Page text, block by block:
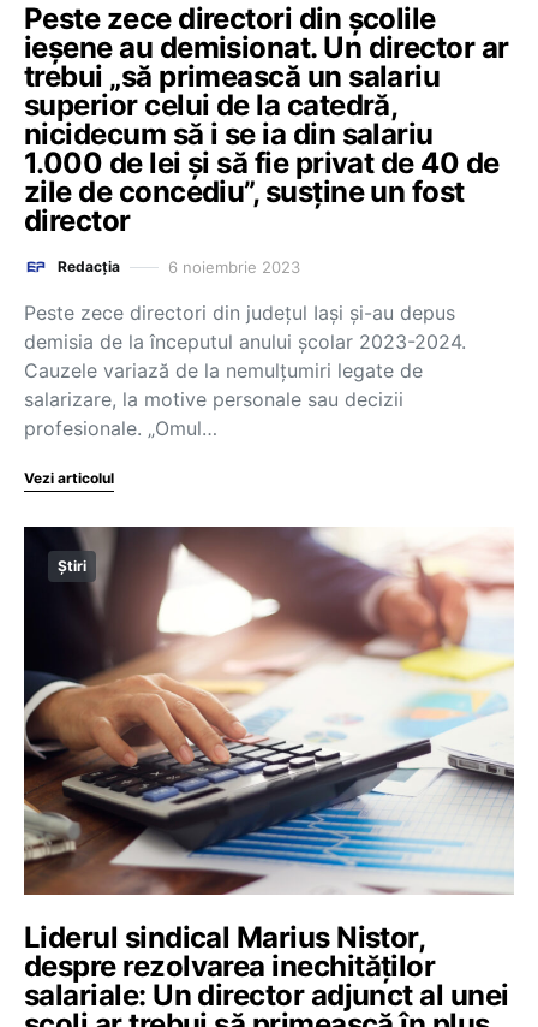
Peste zece directori din şcolile
ieşene au demisionat. Un director ar
trebui „să primească un salariu
superior celui de la catedră,
nicidecum să i se ia din salariu
1.000 de lei şi să fie privat de 40 de
zile de concediu”, susţine un fost
director
Redacția 6 noiembrie 2023
Peste zece directori din judeţul Iaşi şi-au depus
demisia de la începutul anului şcolar 2023-2024.
Cauzele variază de la nemulţumiri legate de
salarizare, la motive personale sau decizii
profesionale. „Omul…
Vezi articolul
Știri
Liderul sindical Marius Nistor,
despre rezolvarea inechităților
salariale: Un director adjunct al unei